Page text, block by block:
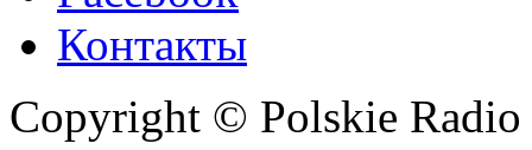
Контакты
Copyright © Polskie